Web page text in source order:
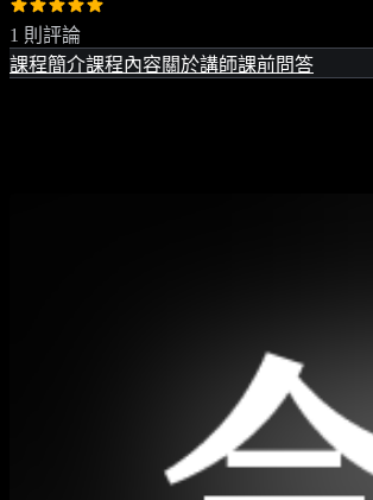
1 則評論
課程簡介課程內容關於講師課前問答